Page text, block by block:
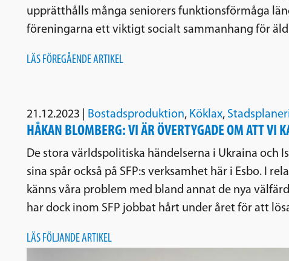
upprätthålls många seniorers funktionsförmåga
föreningarna ett viktigt socialt sammanhang för
LÄS FÖREGÅENDE ARTIKEL
21.12.2023 Bostadsproduktion, Köklax,
HÅKAN BLOMBERG: VI ÄR ÖVERTYGADE OM ATT VI
De stora världspolitiska händelserna i Ukraina och
sina spår också på SFP:s verksamhet här i Esbo. I
känns våra problem med bland annat de nya
har dock inom SFP jobbat hårt under året för att
LÄS FÖLJANDE ARTIKEL